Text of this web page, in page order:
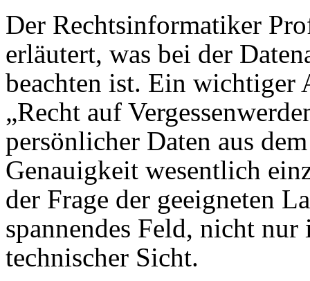
Der Rechtsinformatiker
erläutert, was bei der
beachten ist. Ein wichtiger
„Recht auf
persönlicher Daten aus
Genauigkeit wesentlich
der Frage der geeigneten
spannendes Feld, nicht
technischer Sicht.